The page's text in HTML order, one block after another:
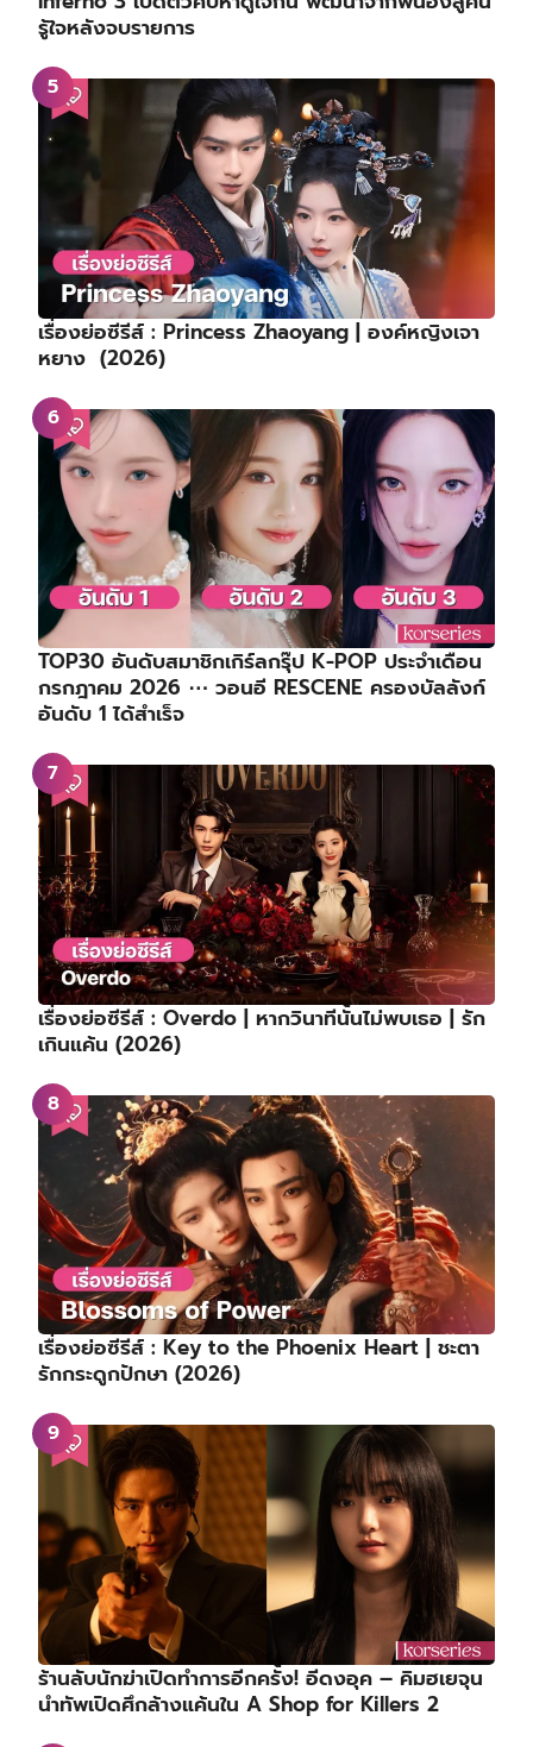
รู้ใจหลังจบรายการ
เรื่องย่อซีรีส์ : Princess Zhaoyang | องค์หญิงเจา
หยาง (2026)
TOP30 อันดับสมาชิกเกิร์ลกรุ๊ป K-POP ประจำเดือน
กรกฎาคม 2026 ⋯ วอนอี RESCENE ครองบัลลังก์
อันดับ 1 ได้สำเร็จ
เรื่องย่อซีรีส์ : Overdo | หากวินาทีนั้นไม่พบเธอ | รัก
เกินแค้น (2026)
เรื่องย่อซีรีส์ : Key to the Phoenix Heart | ชะตา
รักกระดูกปักษา (2026)
ร้านลับนักฆ่าเปิดทำการอีกครั้ง! อีดงอุค – คิมฮเยจุน
นำทัพเปิดศึกล้างแค้นใน A Shop for Killers 2